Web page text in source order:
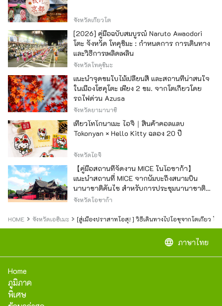
จังหวัดเกียวโต
[2026] คู่มือฉบับสมบูรณ์ Naruto Awaodori
โตะ จังหวัด โทคุชิมะ : กำหนดการ การเดินทาง
และวิธีการเพลิดเพลิน
จังหวัดโทคุชิมะ
แนะนำจุดชมใบไม้เปลี่ยนสี และสถานที่น่าสนใจ
ในเมืองโฮคุโตะ เพียง 2 ชม. จากโตเกียวโดย
รถไฟด่วน Azusa
จังหวัดยามานาชิ
เที่ยวโทโกนาเมะ ไอจิ｜สินค้าคอลแลบ
Tokonyan × Hello Kitty ฉลอง 20 ปี
จังหวัดไอจิ
【คู่มือสถานที่จัดงาน MICE ในโอซาก้า】
แนะนำสถานที่ MICE จากนัมบะถึงสนามบิน
นานาชาติคันไซ สำหรับการประชุมนานาชาติ
และกิจกรรมองค์กร
จังหวัดโอซาก้า
HOME จังหวัดเอฮิเมะ [สู่เมืองปราสาทโอสุ! ] วิธีเดินทางไปโอซุจากโตเกียว โ
language ภาษาไทย
Home
ภูมิภาค
พิเศษ